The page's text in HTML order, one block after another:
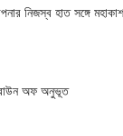
নিজস্ব হাত সঙ্গে
অফ অনুভূত